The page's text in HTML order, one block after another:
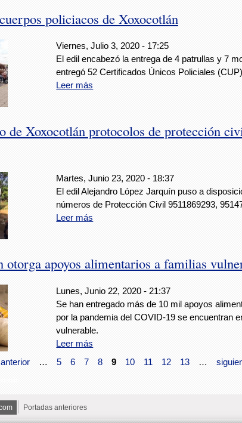
policiacos de Xoxocotlán
Viernes, Julio 3, 2020 - 17:25
El edil encabezó la entrega de 4 patrullas y 7
entregó 52 Certificados Únicos Policiales
Leer más
de Xoxocotlán protocolos de protección
Martes, Junio 23, 2020 - 18:37
El edil Alejandro López Jarquín puso a
números de Protección Civil 9511869293,
Leer más
apoyos alimentarios a familias
Lunes, Junio 22, 2020 - 21:37
Se han entregado más de 10 mil apoyos
por la pandemia del COVID-19 se encuentran
vulnerable.
Leer más
anterior … 5 6 7 8 9 10 11 12 13 …
Portadas anteriores